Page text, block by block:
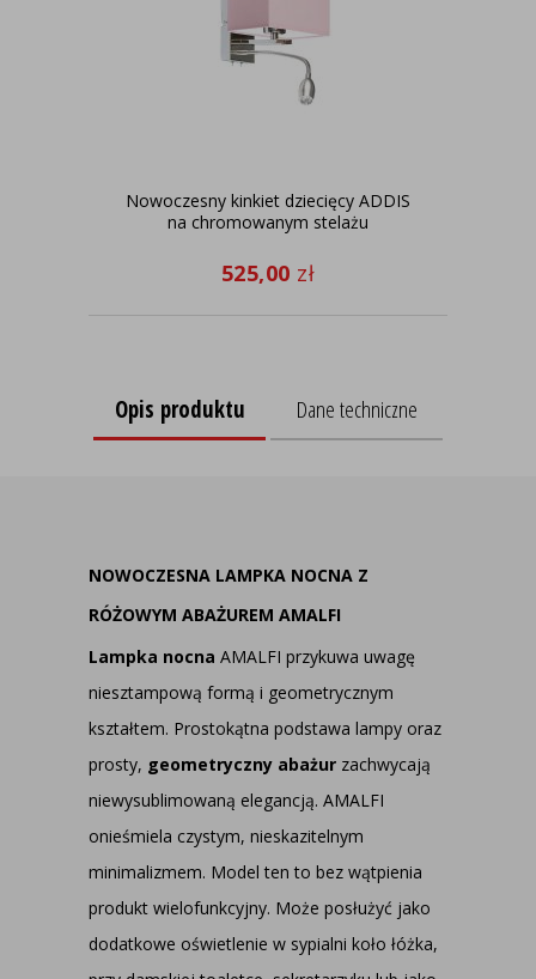
Nowoczesny kinkiet dziecięcy ADDIS
na chromowanym stelażu
525,00 zł
Opis produktu Dane techniczne
NOWOCZESNA LAMPKA NOCNA Z
RÓŻOWYM ABAŻUREM AMALFI
Lampka nocna AMALFI przykuwa uwagę
niesztampową formą i geometrycznym
kształtem. Prostokątna podstawa lampy oraz
prosty, geometryczny abażur zachwycają
niewysublimowaną elegancją. AMALFI
onieśmiela czystym, nieskazitelnym
minimalizmem. Model ten to bez wątpienia
produkt wielofunkcyjny. Może posłużyć jako
dodatkowe oświetlenie w sypialni koło łóżka,